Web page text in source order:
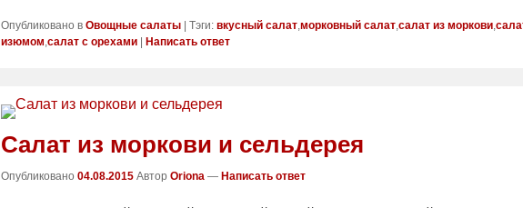
Опубликовано в Овощные салаты Тэги: вкусный салат,морковный салат,салат из моркови,
изюмом,салат с орехами Написать ответ
Салат из моркови и сельдерея
Опубликовано 04.08.2015 Автор Oriona — Написать ответ